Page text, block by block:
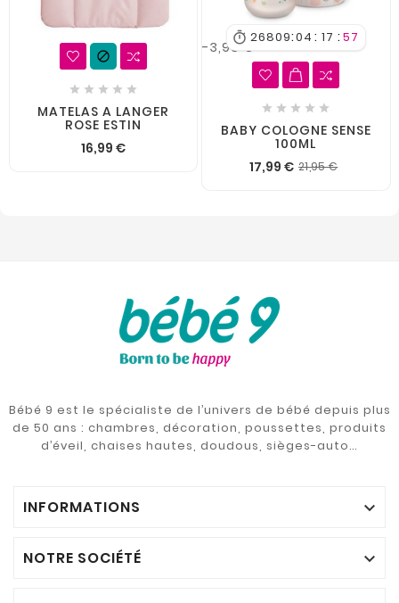

    
MATELAS A LANGER
ROSE ESTIN
16,99 €
-3,96 €
 26809:04 : 17 : 57
    
BABY COLOGNE SENSE
100ML
17,99 € 21,95 €
Bébé 9 est le spécialiste de l’univers de bébé depuis plus
de 50 ans : chambres, décoration, poussettes, produits
d’éveil, chaises hautes, doudous, sièges-auto…
INFORMATIONS 
NOTRE SOCIÉTÉ 